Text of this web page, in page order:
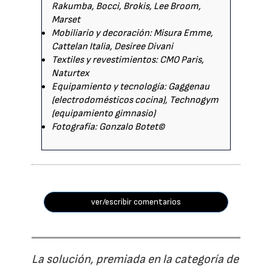
Rakumba, Bocci, Brokis, Lee Broom,
Marset
Mobiliario y decoración: Misura Emme,
Cattelan Italia, Desiree Divani
Textiles y revestimientos: CMO Paris,
Naturtex
Equipamiento y tecnología: Gaggenau
(electrodomésticos cocina), Technogym
(equipamiento gimnasio)
Fotografía: Gonzalo Botet©
ver/escribir comentarios
La solución, premiada en la categoría de